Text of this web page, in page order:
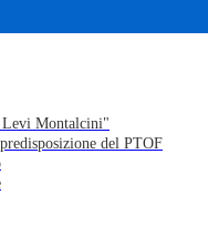
Montalcini"
del PTOF